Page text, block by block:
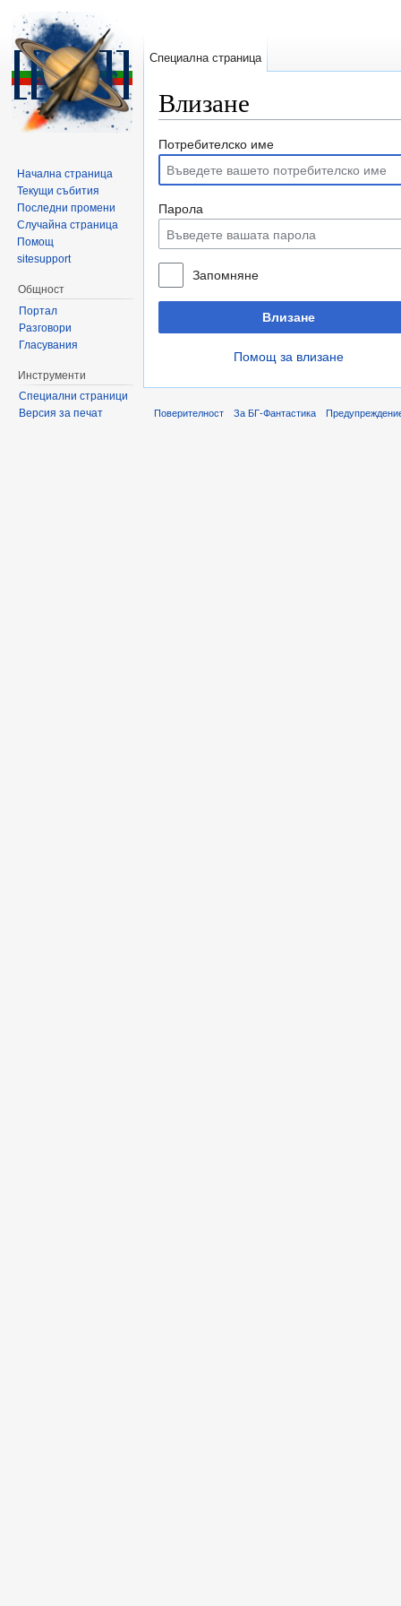
Влизане
Потребителско име
Парола
Запомняне
Влизане
Помощ за влизане
Специална страница
Начална страница
Текущи събития
Последни промени
Случайна страница
Помощ
sitesupport
Общност
Портал
Разговори
Гласувания
Инструменти
Специални страници
Версия за печат
Поверителност За БГ-Фантастика